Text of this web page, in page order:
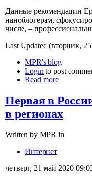
Данные рекомендации
наноблогерам,
числе, –
Last Updated (вторник,
MPR's blog
Login to post
Read more
Первая в
в регионах
Written by MPR in
Интернет
четверг, 21 май 2020